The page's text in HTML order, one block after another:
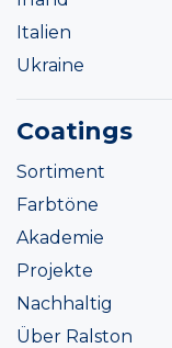
Italien
Ukraine
Coatings
Sortiment
Farbtöne
Akademie
Projekte
Nachhaltig
Über Ralston